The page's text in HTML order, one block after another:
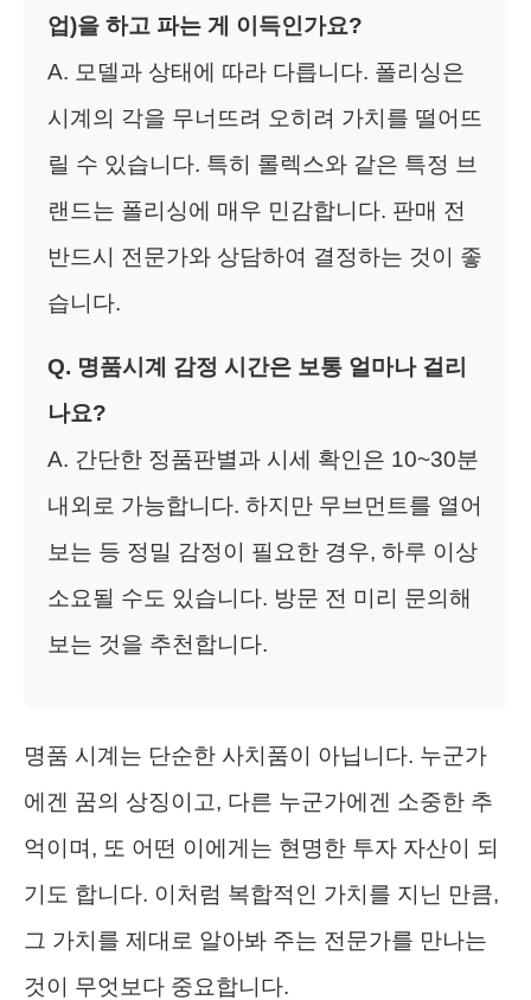
업)을 하고 파는 게 이득인가요?
A. 모델과 상태에 따라 다릅니다. 폴리싱은
시계의 각을 무너뜨려 오히려 가치를 떨어뜨
릴 수 있습니다. 특히 롤렉스와 같은 특정 브
랜드는 폴리싱에 매우 민감합니다. 판매 전
반드시 전문가와 상담하여 결정하는 것이 좋
습니다.
Q. 명품시계 감정 시간은 보통 얼마나 걸리
나요?
A. 간단한 정품판별과 시세 확인은 10~30분
내외로 가능합니다. 하지만 무브먼트를 열어
보는 등 정밀 감정이 필요한 경우, 하루 이상
소요될 수도 있습니다. 방문 전 미리 문의해
보는 것을 추천합니다.
명품 시계는 단순한 사치품이 아닙니다. 누군가
에겐 꿈의 상징이고, 다른 누군가에겐 소중한 추
억이며, 또 어떤 이에게는 현명한 투자 자산이 되
기도 합니다. 이처럼 복합적인 가치를 지닌 만큼,
그 가치를 제대로 알아봐 주는 전문가를 만나는
것이 무엇보다 중요합니다.